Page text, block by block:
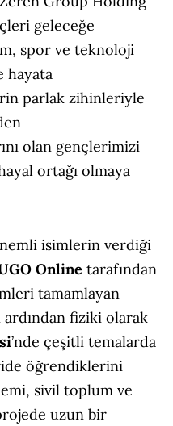
geleceğe
spor ve teknoloji
hayata
parlak zihinleriyle
olan gençlerimizi
ortağı olmaya
isimlerin verdiği
Online tarafından
tamamlayan
fiziki olarak
’nde çeşitli temalarda
öğrendiklerini
sivil toplum ve
uzun bir